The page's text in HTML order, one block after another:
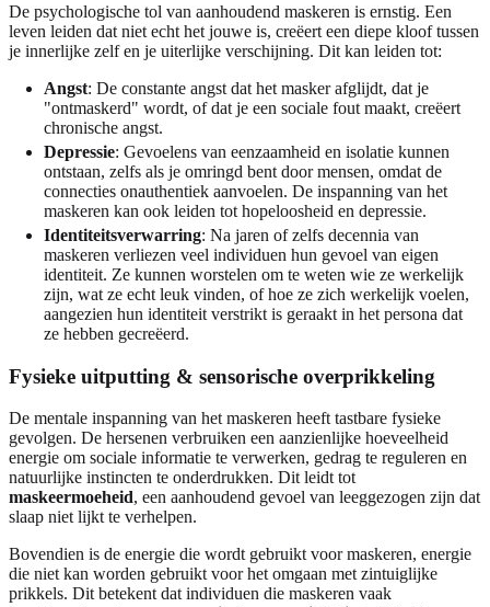
De psychologische tol van aanhoudend maskeren is ernstig. Een
leven leiden dat niet echt het jouwe is, creëert een diepe kloof tussen
je innerlijke zelf en je uiterlijke verschijning. Dit kan leiden tot:
Angst: De constante angst dat het masker afglijdt, dat je
"ontmaskerd" wordt, of dat je een sociale fout maakt, creëert
chronische angst.
Depressie: Gevoelens van eenzaamheid en isolatie kunnen
ontstaan, zelfs als je omringd bent door mensen, omdat de
connecties onauthentiek aanvoelen. De inspanning van het
maskeren kan ook leiden tot hopeloosheid en depressie.
Identiteitsverwarring: Na jaren of zelfs decennia van
maskeren verliezen veel individuen hun gevoel van eigen
identiteit. Ze kunnen worstelen om te weten wie ze werkelijk
zijn, wat ze echt leuk vinden, of hoe ze zich werkelijk voelen,
aangezien hun identiteit verstrikt is geraakt in het persona dat
ze hebben gecreëerd.
Fysieke uitputting & sensorische overprikkeling
De mentale inspanning van het maskeren heeft tastbare fysieke
gevolgen. De hersenen verbruiken een aanzienlijke hoeveelheid
energie om sociale informatie te verwerken, gedrag te reguleren en
natuurlijke instincten te onderdrukken. Dit leidt tot
maskeermoeheid, een aanhoudend gevoel van leeggezogen zijn dat
slaap niet lijkt te verhelpen.
Bovendien is de energie die wordt gebruikt voor maskeren, energie
die niet kan worden gebruikt voor het omgaan met zintuiglijke
prikkels. Dit betekent dat individuen die maskeren vaak